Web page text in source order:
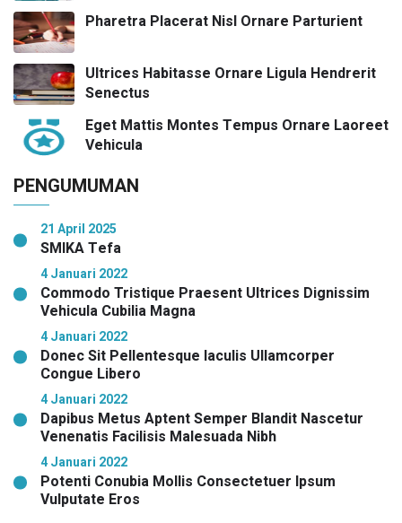
Pharetra Placerat Nisl Ornare Parturient
Ultrices Habitasse Ornare Ligula Hendrerit
Senectus
Eget Mattis Montes Tempus Ornare Laoreet
Vehicula
PENGUMUMAN
21 April 2025
SMIKA Tefa
4 Januari 2022
Commodo Tristique Praesent Ultrices Dignissim
Vehicula Cubilia Magna
4 Januari 2022
Donec Sit Pellentesque Iaculis Ullamcorper
Congue Libero
4 Januari 2022
Dapibus Metus Aptent Semper Blandit Nascetur
Venenatis Facilisis Malesuada Nibh
4 Januari 2022
Potenti Conubia Mollis Consectetuer Ipsum
Vulputate Eros